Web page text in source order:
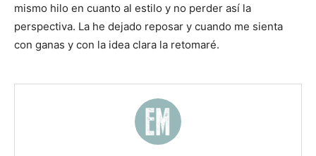
mismo hilo en cuanto al estilo y no perder así la
perspectiva. La he dejado reposar y cuando me sienta
con ganas y con la idea clara la retomaré.